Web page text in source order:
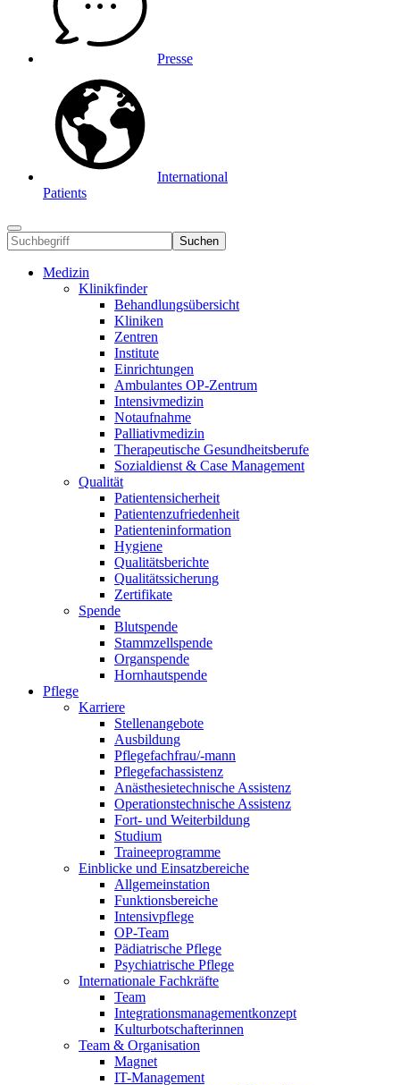
Presse
International
Patients
Suchen
Medizin
Klinikfinder
Behandlungsübersicht
Kliniken
Zentren
Institute
Einrichtungen
Ambulantes OP-Zentrum
Intensivmedizin
Notaufnahme
Palliativmedizin
Therapeutische Gesundheitsberufe
Sozialdienst & Case Management
Qualität
Patientensicherheit
Patientenzufriedenheit
Patienteninformation
Hygiene
Qualitätsberichte
Qualitätssicherung
Zertifikate
Spende
Blutspende
Stammzellspende
Organspende
Hornhautspende
Pflege
Karriere
Stellenangebote
Ausbildung
Pflegefachfrau/-mann
Pflegefachassistenz
Anästhesietechnische Assistenz
Operationstechnische Assistenz
Fort- und Weiterbildung
Studium
Traineeprogramme
Einblicke und Einsatzbereiche
Allgemeinstation
Funktionsbereiche
Intensivpflege
OP-Team
Pädiatrische Pflege
Psychiatrische Pflege
Internationale Fachkräfte
Team
Integrationsmanagementkonzept
Kulturbotschafterinnen
Team & Organisation
Magnet
IT-Management